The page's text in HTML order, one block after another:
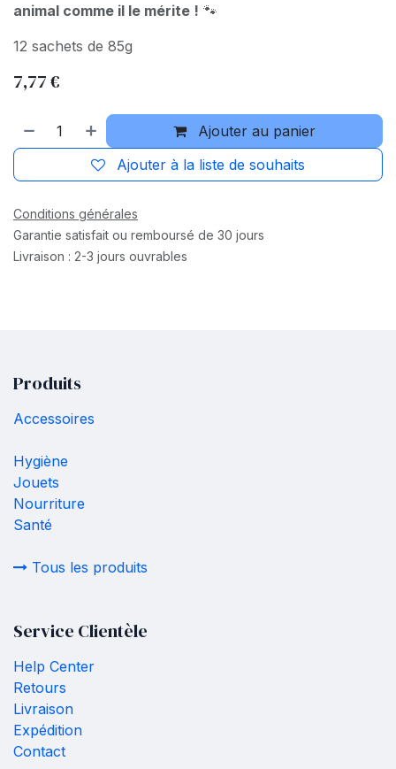
animal comme il le mérite ! 🐾
12 sachets de 85g
7,77€
Ajouter au panier
Ajouter à la liste de souhaits
Conditions générales
Garantie satisfait ou remboursé de 30 jours
Livraison : 2-3 jours ouvrables
Produits
Accessoires
Hygiène
Jouets
Nourriture
Santé
Tous les produits
Service Clientèle
Help Center
Retours
Livraison
Expédition
Contact